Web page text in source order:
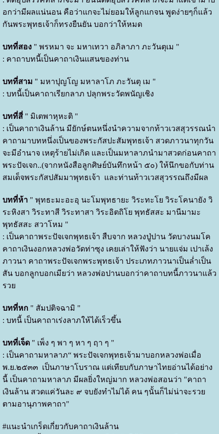
อกว่ามีผลแน่นอน คือว่าแกจะไม่ยอมให้ลูกแกจน พูดง่ายๆก็แล้ว
กันพระพุทธเจ้าก็ทรงยืนยัน บอกว่าให้หมด
บทที่สอง" พรหมา จะ มหาเทวา อภิลาภา ภะวันตุเม "
: คาถาบทนี้เป็นคาถาเงินแสนของท่าน
บทที่สาม " มหาปุญโญ มหาลาโภ ภะวันตุ เม "
: บทนี้เป็นคาถาเรียกลาภ ปลุกพระวัดพนัญเชิง
บทที่สี่" มิเตพาหุหะติ "
: เป็นคาถาเงินล้าน มียักษ์ตนหนึ่งนำความจากท้าวเวสสุวรรณนำ
คาถามาบทหนึ่งเป็นของพระกัสปะสัมพุทธเจ้า สวดภาวนาทุกวัน
จะมีอำนาจ เหตุร้ายไม่เกิด และเป็นมหาลาภนำมาสวดก่อนคาถา
พระปัจเจก..(จากหนังสือลูกศิษย์บันทึกหน้า ๕๐) ให้นึกขอกับท่าน
สมเด็จพระกัสปสัมมาพุทธเจ้า และท่านท้าวเวสสุวรรณถึงมีผล
บทที่ห้า" พุทธะมะอะอุ นะโมพุทธายะ วิระทะโย วิระโคนายัง วิ
ระหิงสา วิระทาสี วิระทาสา วิระอิตถิโย พุทธัสสะ มานีมามะ
พุทธัสสะ สวาโหม "
: เป็นคาถาพระปัจเจกพุทธเจ้า สืบจาก หลวงปู่ปาน วัดบางนมโค
คาถาเงินงอกหลวงพ่อวัดท่าซุง เคยเล่าให้ฟังว่า นายแจ่ม เปาเล้ง
ภาวนา คาถาพระปัจเจกพระพุทธเจ้า ประเภทภาวนาเป็นล่ำเป็น
สัน บอกลูกบอกเมียว่า หลวงพ่อปานบอกว่าคาถาบทนี้ภาวนาแล้ว
รวย
บทที่หก" สัมปติจฉามิ "
: บทนี้ เป็นคาถาเร่งลาภให้ได้เร็วขึ้น
บทที่เจ็ด" เพ็ง ๆ พา ๆ หา ๆ ฤา ๆ "
: เป็นคาถามหาลาภ“ พระปัจเจกพุทธเจ้ามาบอกหลวงพ่อเมื่อ
พ.ย.๒๕๓๓ เป็นภาษาโบราณ แต่เทียบกับภาษาไทยอ่านได้อย่าง
นี้ เป็นคาถามหาลาภ มีผลยิ่งใหญ่มาก หลวงพ่อสอนว่า "คาถา
เงินล้าน สวดแค่วันละ ๙ จบยังทำไม่ได้ คน ๆนั้นก็ไม่น่าจะรวย
ตามอานุภาพคาถา"
#แนะนำเกร็ดเกี่ยวกับคาถาเงินล้าน